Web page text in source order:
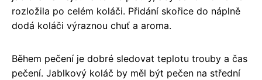
rozložila po celém koláči. Přidání skořice do náplně
dodá koláči výraznou chuť a aroma.
Během pečení je dobré sledovat teplotu trouby a čas
pečení. Jablkový koláč by měl být pečen na střední